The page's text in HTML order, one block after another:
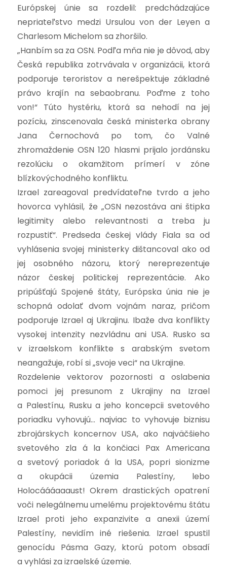
Európskej únie sa rozdelil: predchádzajúce
nepriateľstvo medzi Ursulou von der Leyen a
Charlesom Michelom sa zhoršilo.
„Hanbím sa za OSN. Podľa mňa nie je dôvod, aby
Česká republika zotrvávala v organizácii, ktorá
podporuje teroristov a nerešpektuje základné
právo krajín na sebaobranu. Poďme z toho
von!“ Túto hystériu, ktorá sa nehodí na jej
pozíciu, zinscenovala česká ministerka obrany
Jana Černochová po tom, čo Valné
zhromaždenie OSN 120 hlasmi prijalo jordánsku
rezolúciu o okamžitom prímerí v zóne
blízkovýchodného konfliktu.
Izrael zareagoval predvídateľne tvrdo a jeho
hovorca vyhlásil, že „OSN nezostáva ani štipka
legitimity alebo relevantnosti a treba ju
rozpustiť“. Predseda českej vlády Fiala sa od
vyhlásenia svojej ministerky dištancoval ako od
jej osobného názoru, ktorý nereprezentuje
názor českej politickej reprezentácie.
Ako
pripúšťajú Spojené štáty, Európska únia nie je
schopná odolať dvom vojnám naraz, pričom
podporuje Izrael aj Ukrajinu. Ibaže dva konflikty
vysokej intenzity nezvládnu ani USA. Rusko sa
v izraelskom konflikte s arabským svetom
neangažuje, robí si „svoje veci“ na Ukrajine.
Rozdelenie vektorov pozornosti a oslabenia
pomoci jej presunom z Ukrajiny na Izrael
a Palestínu, Rusku a jeho koncepcii svetového
poriadku vyhovujú… najviac to vyhovuje biznisu
zbrojárskych koncernov USA, ako najväčšieho
svetového zla á la končiaci Pax Americana
a svetový poriadok á la USA, popri sionizme
a okupácii územia Palestíny, lebo
Holocáááaaaust! Okrem drastických opatrení
voči nelegálnemu umelému projektovému štátu
Izrael proti jeho expanzivite a anexii území
Palestíny, nevidím iné riešenia. Izrael spustil
genocídu Pásma Gazy, ktorú potom obsadí
a vyhlási za izraelské územie.